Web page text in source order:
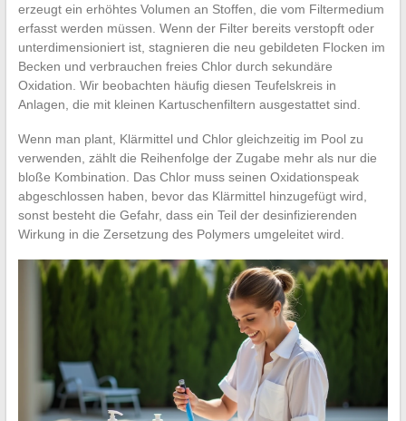
erzeugt ein erhöhtes Volumen an Stoffen, die vom Filtermedium
erfasst werden müssen. Wenn der Filter bereits verstopft oder
unterdimensioniert ist, stagnieren die neu gebildeten Flocken im
Becken und verbrauchen freies Chlor durch sekundäre
Oxidation. Wir beobachten häufig diesen Teufelskreis in
Anlagen, die mit kleinen Kartuschenfiltern ausgestattet sind.
Wenn man plant, Klärmittel und Chlor gleichzeitig im Pool zu
verwenden, zählt die Reihenfolge der Zugabe mehr als nur die
bloße Kombination. Das Chlor muss seinen Oxidationspeak
abgeschlossen haben, bevor das Klärmittel hinzugefügt wird,
sonst besteht die Gefahr, dass ein Teil der desinfizierenden
Wirkung in die Zersetzung des Polymers umgeleitet wird.